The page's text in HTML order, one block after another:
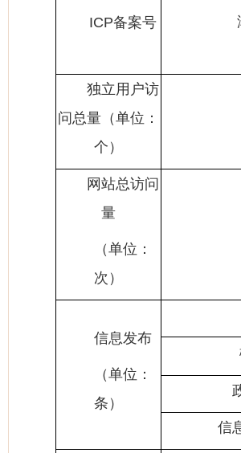
ICP备案号
独立用户访
问总量（单位：
个）
网站总访问
量
（单位：
次）
信息发布
（单位：
条）
信